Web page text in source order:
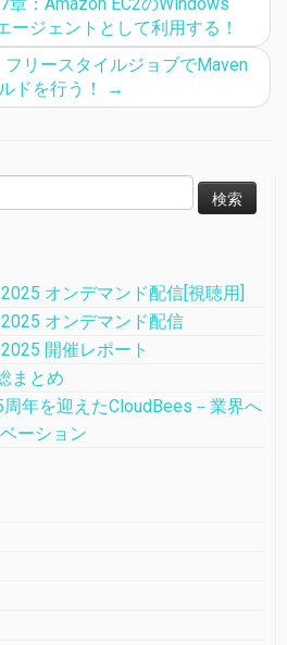
ージェントとして利用する！
フリースタイルジョブでMaven
ドを行う！
→
オンデマンド配信[視聴用]
オンデマンド配信
開催レポート
まとめ
年を迎えたCloudBees－業界へ
ーション